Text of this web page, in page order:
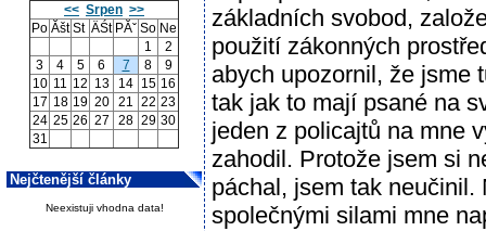
<< Srpen >>
Po Ăšt St ÄŚt PĂˇ So Ne
1
2
3
4 5 6 7 8
9
10 11 12 13 14 15 16
17 18 19 20 21 22 23
24 25 26 27 28 29 30
31
Nejčtenější články
Neexistuji vhodna data!
základních svobod,
použití zákonných
abych upozornil, že jsme
tak jak to mají psané na
jeden z policajtů na mne
zahodil. Protože jsem si
páchal, jsem tak
společnými silami mne